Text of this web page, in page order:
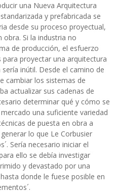
una Nueva Arquitectura
y prefabricada se
desde su proceso proyectual,
obra. Si la industria no
de producción, el esfuerzo
proyectar una arquitectura
inútil. Desde el camino de
cambiar los sistemas de
actualizar sus cadenas de
determinar qué y cómo se
una suficiente variedad
de puesta en obra a
lo que Le Corbusier
Sería necesario iniciar el
ello se debía investigar
y devastado por una
donde le fuese posible en